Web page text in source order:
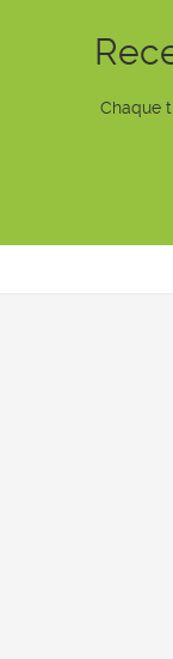
Chaque